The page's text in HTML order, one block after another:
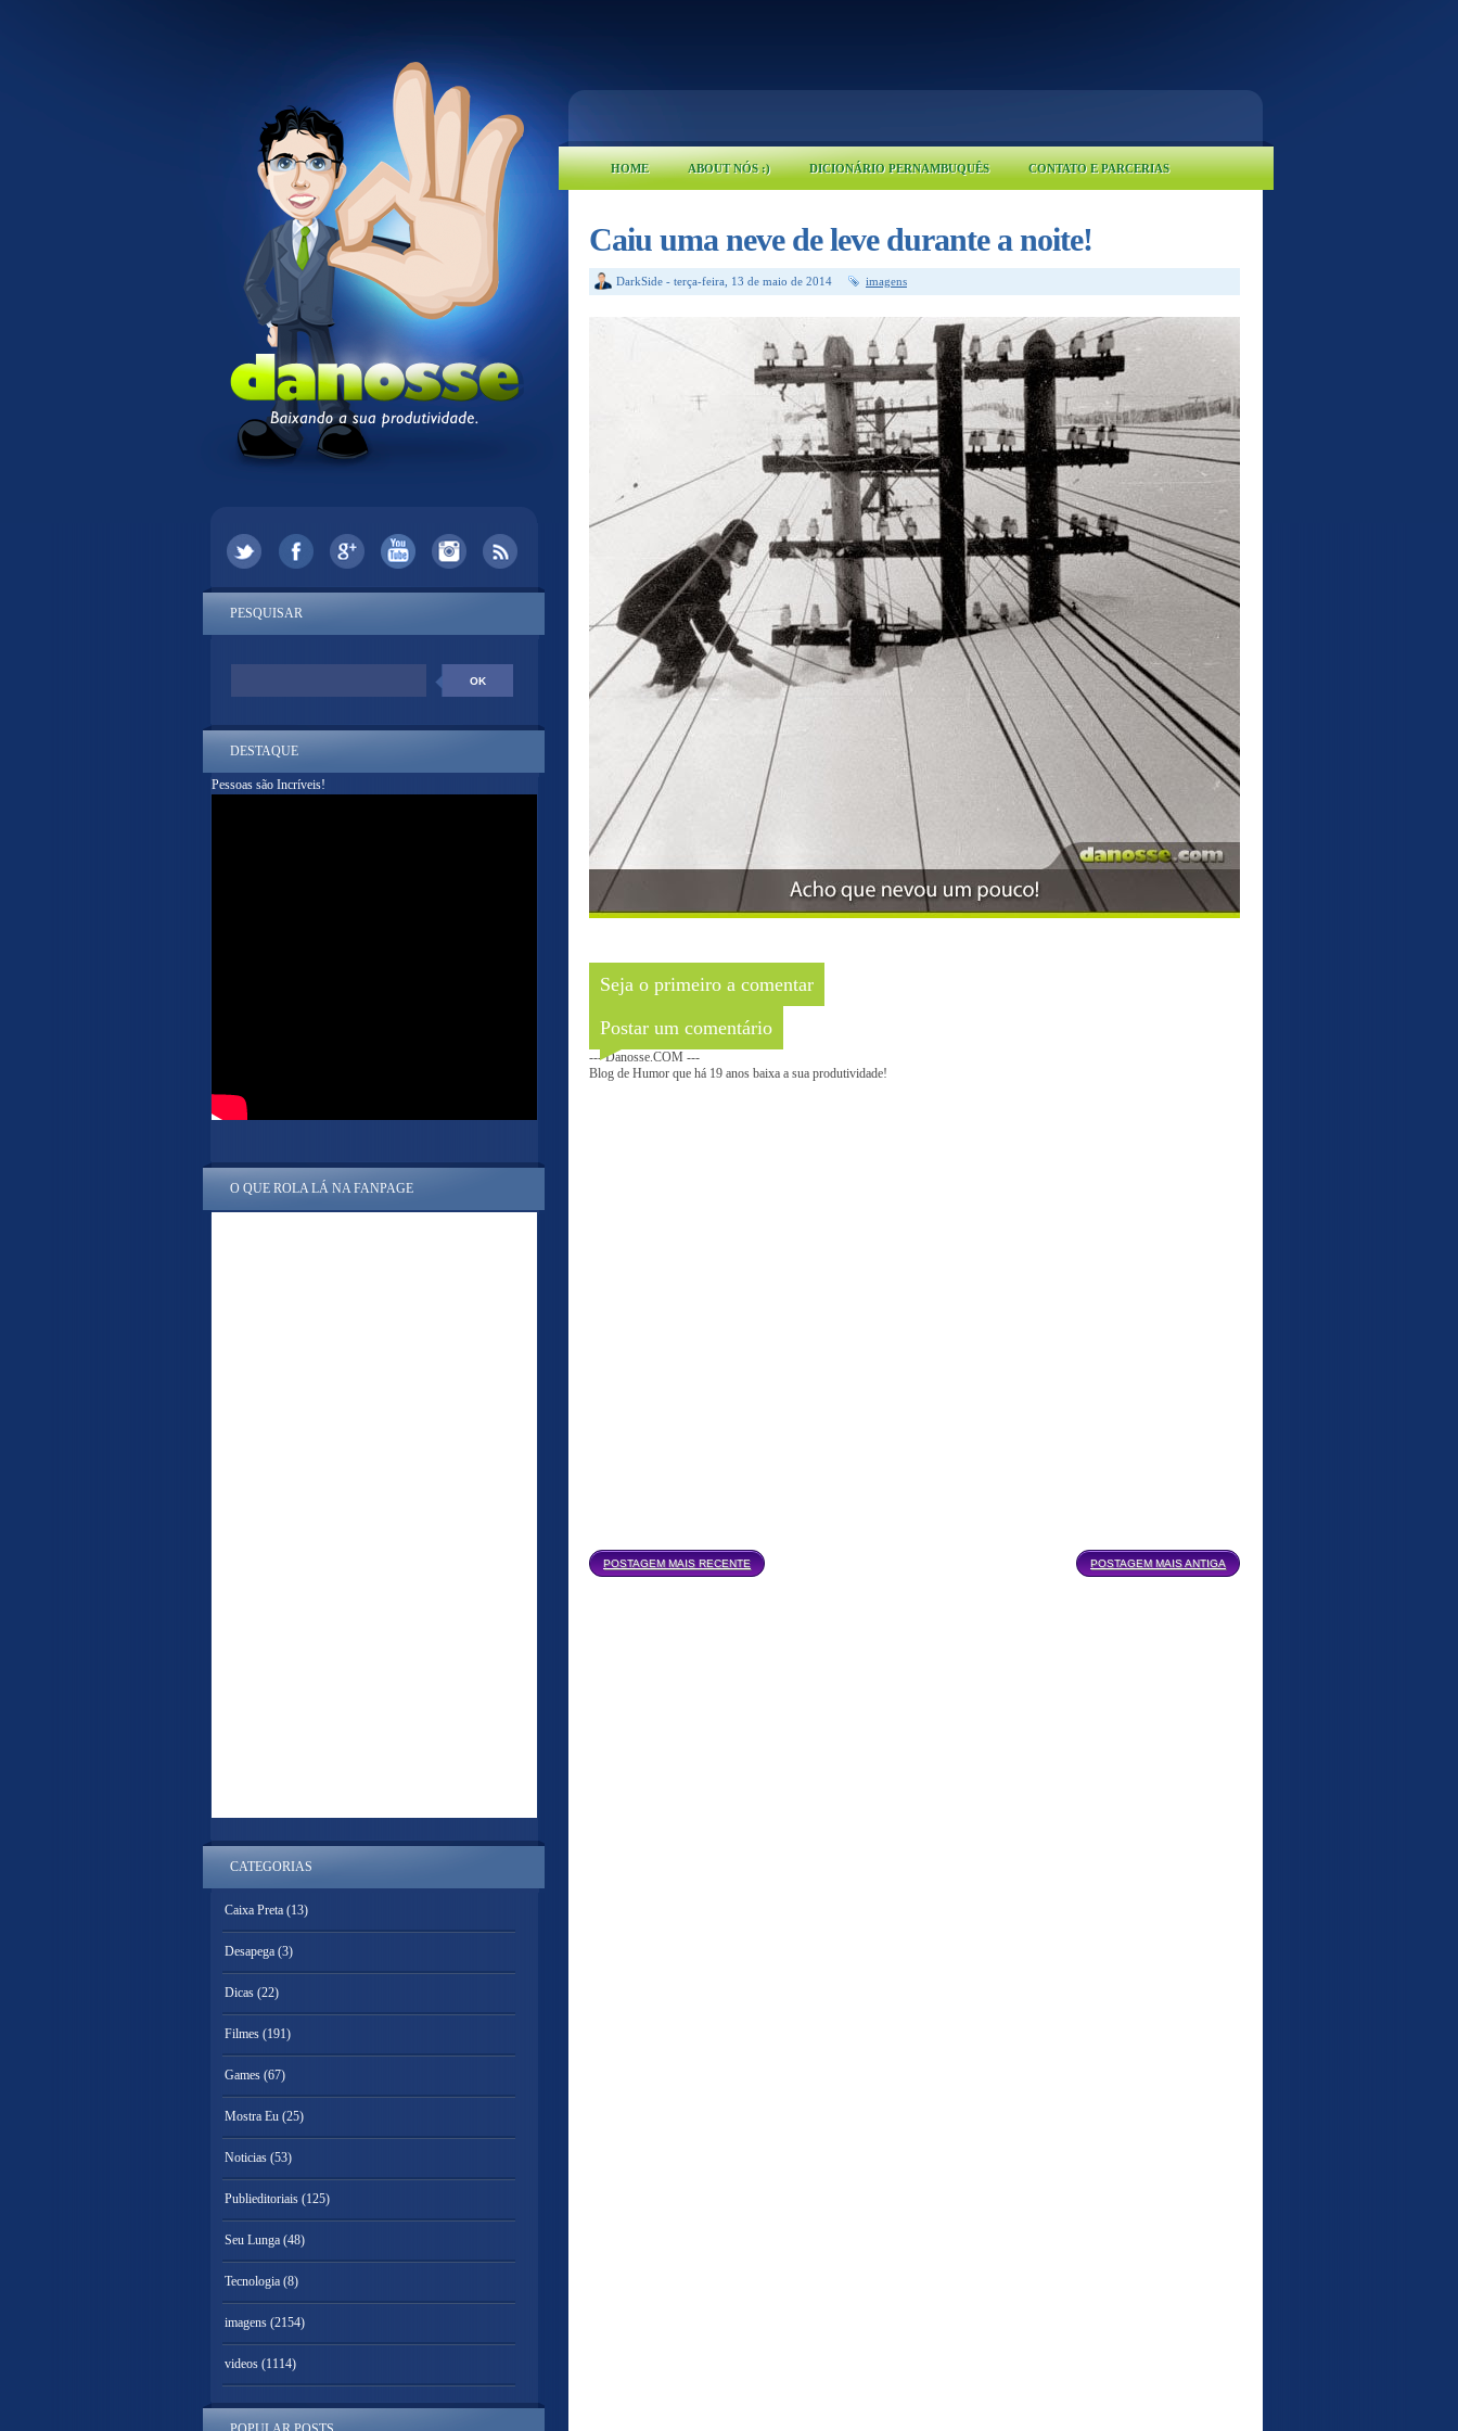
HOME ABOUT NÓS :) DICIONÁRIO PERNAMBUQUÊS CONTATO E PARCERIAS
Caiu uma neve de leve durante a noite!
DarkSide - terça-feira, 13 de maio de 2014 imagens
Seja o primeiro a comentar
Postar um comentário
--- Danosse.COM ---
Blog de Humor que há 19 anos baixa a sua produtividade!
POSTAGEM MAIS RECENTE POSTAGEM MAIS ANTIGA
PESQUISAR
DESTAQUE
Pessoas são Incríveis!
O QUE ROLA LÁ NA FANPAGE
CATEGORIAS
Caixa Preta (13)
Desapega (3)
Dicas (22)
Filmes (191)
Games (67)
Mostra Eu (25)
Noticias (53)
Publieditoriais (125)
Seu Lunga (48)
Tecnologia (8)
imagens (2154)
videos (1114)